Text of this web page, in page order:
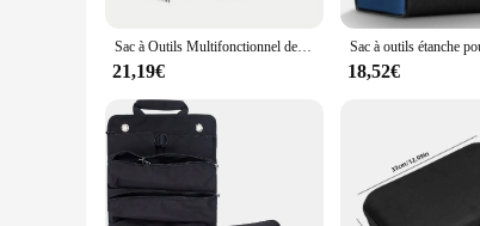
**Optimized for Efficiency and Convenience**
This tool bag is not just about durability; it's also
lightweight nature of the bag makes it easy to
hand tools to larger power tools, making it an
**Tailored for the Working Professional**
Understanding the importance of quality tools and
range of trades, from construction to automotive,
employees with reliable tools storage solutions.
professional who values their tools and efficiency.
Sac à Outils Multifonctionnel de 23 Pouces, Grande Capacité, Épaissie, Boîte à Outils Multi-Poches pour Électricien
21,19€ 18,52€